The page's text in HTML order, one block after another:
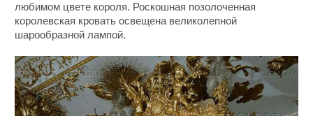
любимом цвете короля. Роскошная позолоченная
королевская кровать освещена великолепной
шарообразной лампой.